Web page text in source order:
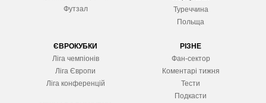
Футзал
Туреччина
Польща
ЄВРОКУБКИ
Ліга чемпіонів
Ліга Європи
Ліга конференцій
РІЗНЕ
Фан-сектор
Коментарі тижня
Тести
Подкасти